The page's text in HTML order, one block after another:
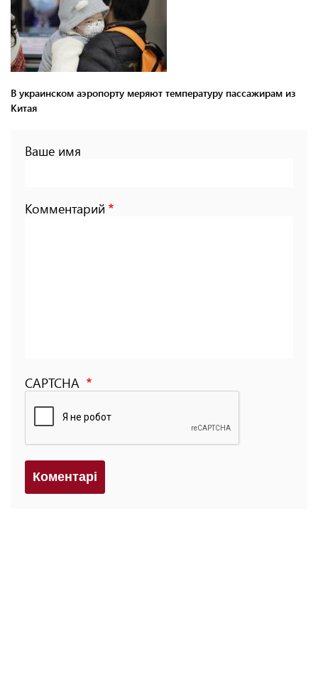
В украинском аэропорту меряют температуру пассажирам из
Китая
Ваше имя
Комментарий
CAPTCHA
Коментарi